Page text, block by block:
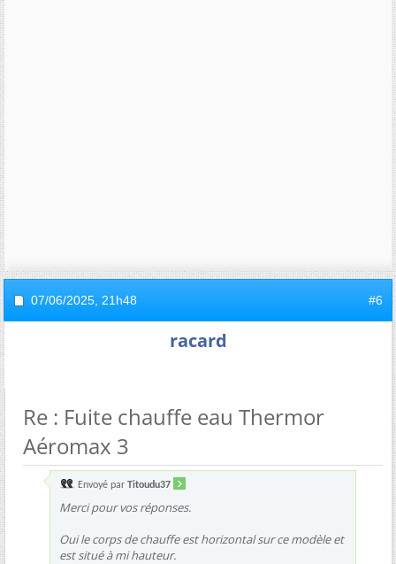
07/06/2025, 21h48 #6
racard
Re : Fuite chauffe eau Thermor
Aéromax 3
Envoyé par Titoudu37
Merci pour vos réponses.
Oui le corps de chauffe est horizontal sur ce modèle et
est situé à mi hauteur.